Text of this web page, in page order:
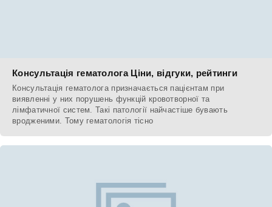
Консультація гематолога Ціни, відгуки, рейтинги
Консультація гематолога призначається пацієнтам при
виявленні у них порушень функцій кровотворної та
лімфатичної систем. Такі патології найчастіше бувають
вродженими. Тому гематологія тісно